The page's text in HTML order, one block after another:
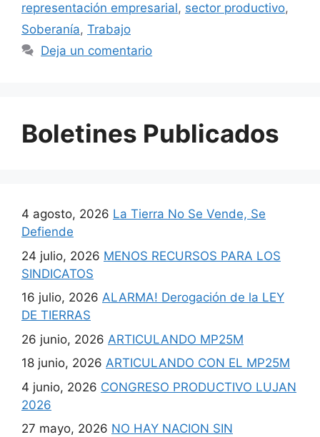
representación empresarial, sector productivo,
Soberanía, Trabajo
Deja un comentario
Boletines Publicados
4 agosto, 2026 La Tierra No Se Vende, Se
Defiende
24 julio, 2026 MENOS RECURSOS PARA LOS
SINDICATOS
16 julio, 2026 ALARMA! Derogación de la LEY
DE TIERRAS
26 junio, 2026 ARTICULANDO MP25M
18 junio, 2026 ARTICULANDO CON EL MP25M
4 junio, 2026 CONGRESO PRODUCTIVO LUJAN
2026
27 mayo, 2026 NO HAY NACION SIN